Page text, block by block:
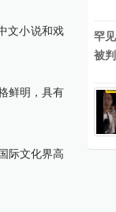
文小说和戏
鲜明，具有
际文化界高
罕
被